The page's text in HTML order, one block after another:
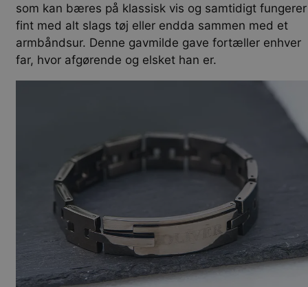
som kan bæres på klassisk vis og samtidigt fungerer
fint med alt slags tøj eller endda sammen med et
armbåndsur. Denne gavmilde gave fortæller enhver
far, hvor afgørende og elsket han er.